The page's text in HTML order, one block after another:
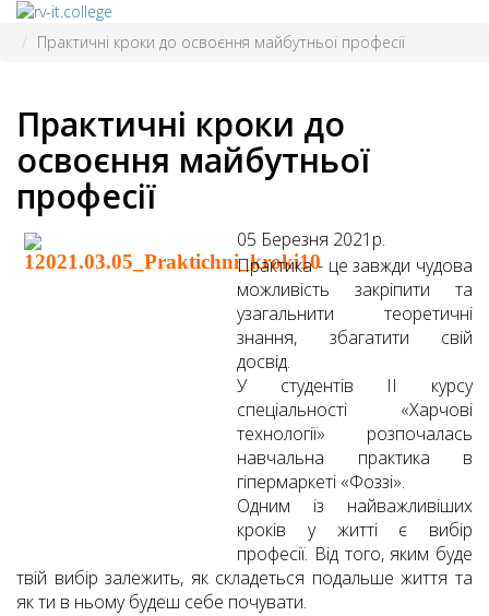
Практичні кроки до освоєння майбутньої професії
Практичні кроки до
освоєння майбутньої
професії
05 Березня 2021р.
Практика - це завжди чудова
можливість закріпити та
узагальнити теоретичні
знання, збагатити свій
досвід.
У студентів II курсу
спеціальності «Харчові
технології» розпочалась
навчальна практика в
гіпермаркеті «Фоззі».
Одним із найважливіших
кроків у житті є вибір
професії. Від того, яким буде
твій вибір залежить, як складеться подальше життя та
як ти в ньому будеш себе почувати.